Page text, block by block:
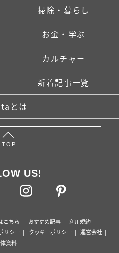
掃除・暮らし
お金・学ぶ
カルチャー
新着記事一覧
とは
TOP
US!
こちら おすすめ記事
利用規約
リシー クッキーポリシー
運営会社
資料